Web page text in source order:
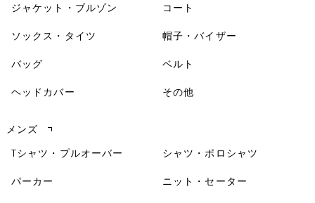
ジャケット・ブルゾン
コート
ソックス・タイツ
帽子・バイザー
バッグ
ベルト
ヘッドカバー
その他
メンズ
Tシャツ・プルオーバー
シャツ・ポロシャツ
パーカー
ニット・セーター